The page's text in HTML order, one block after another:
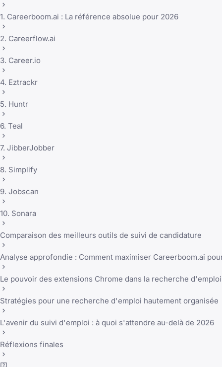
1. Careerboom.ai : La référence absolue pour 2026
2. Careerflow.ai
3. Career.io
4. Eztrackr
5. Huntr
6. Teal
7. JibberJobber
8. Simplify
9. Jobscan
10. Sonara
Comparaison des meilleurs outils de suivi de candidature
Analyse approfondie : Comment maximiser Careerboom.ai
Le pouvoir des extensions Chrome dans la recherche d'emploi
Stratégies pour une recherche d'emploi hautement organisée
L'avenir du suivi d'emploi : à quoi s'attendre au-delà de 2026
Réflexions finales